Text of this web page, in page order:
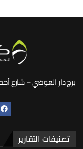
برج دار العوضي – شارع
تصنيفات التقارير